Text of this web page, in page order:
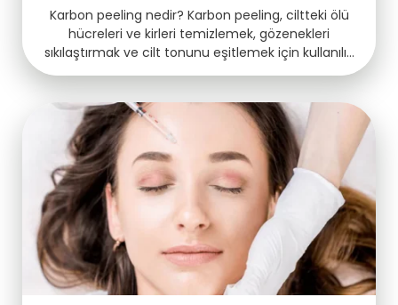
Karbon peeling nedir? Karbon peeling, ciltteki ölü
hücreleri ve kirleri temizlemek, gözenekleri
sıkılaştırmak ve cilt tonunu eşitlemek için kullanılır.
Bu işlemde, cilde karbon bazlı bir solüsyon uygulanır
başka bir yöntemle hedeflenir. Lazer, cilt yüzeyine
nüfuz ederek yağ, kir ve ölü hücreleri parçalar. Bu,
cildin derinlemesine temizlenmesine izin […]